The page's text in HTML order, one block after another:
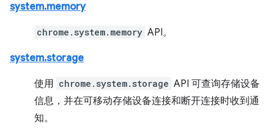
system.memory
chrome.system.memory API。
system.storage
使用 chrome.system.storage API 可查询存储设备
信息，并在可移动存储设备连接和断开连接时收到通
知。